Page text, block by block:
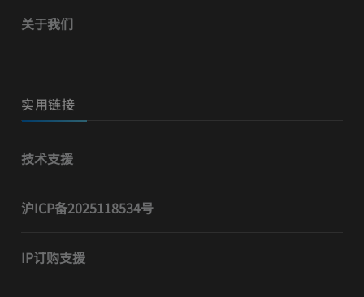
关于我们
实用链接
技术支援
沪ICP备2025118534号
IP订购支援